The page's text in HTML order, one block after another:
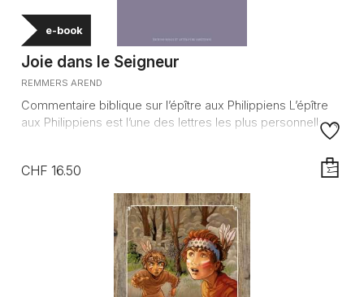
e-book
Joie dans le Seigneur
REMMERS AREND
Commentaire biblique sur l’épître aux Philippiens L’épître
aux Philippiens est l’une des lettres les plus personnelles ...
CHF 16.50